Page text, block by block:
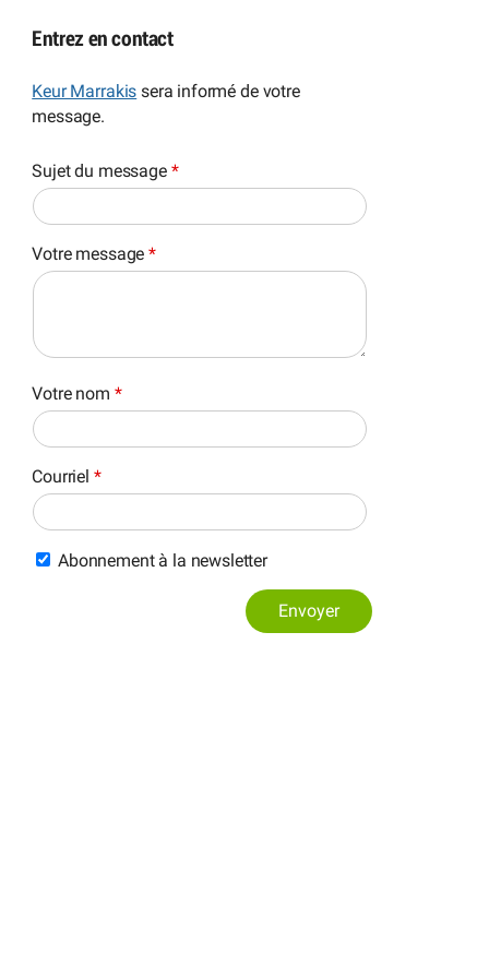
Entrez en contact
Keur Marrakis sera informé de votre
message.
Sujet du message *
Votre message*
Votre nom *
Courriel *
Abonnement à la newsletter
Envoyer